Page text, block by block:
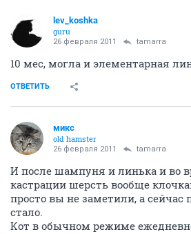
lev_koshka
guru
26 февраля 2011 tamarra
10 мес, могла и элементарная
ОТВЕТИТЬ
микс
old hamster
26 февраля 2011 tamarra
И после шампуня и линька и во
кастрации шерсть вообще
просто вы не заметили, а
стало.
Кот в обычном режиме